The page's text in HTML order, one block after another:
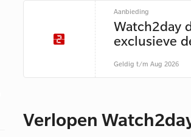
Aanbieding
Watch2day
exclusieve
Geldig t/m Aug 2026
Verlopen